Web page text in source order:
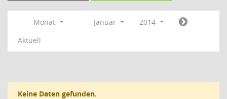
Monat Januar
2014
Aktuell
Keine Daten gefunden.